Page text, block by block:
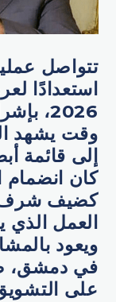
تتواصل
استعدادًا
2026،
وقت يشهد
إلى قائمة
كان انضمام
كضيف
العمل الذي
ويعود
في دمشق،
على